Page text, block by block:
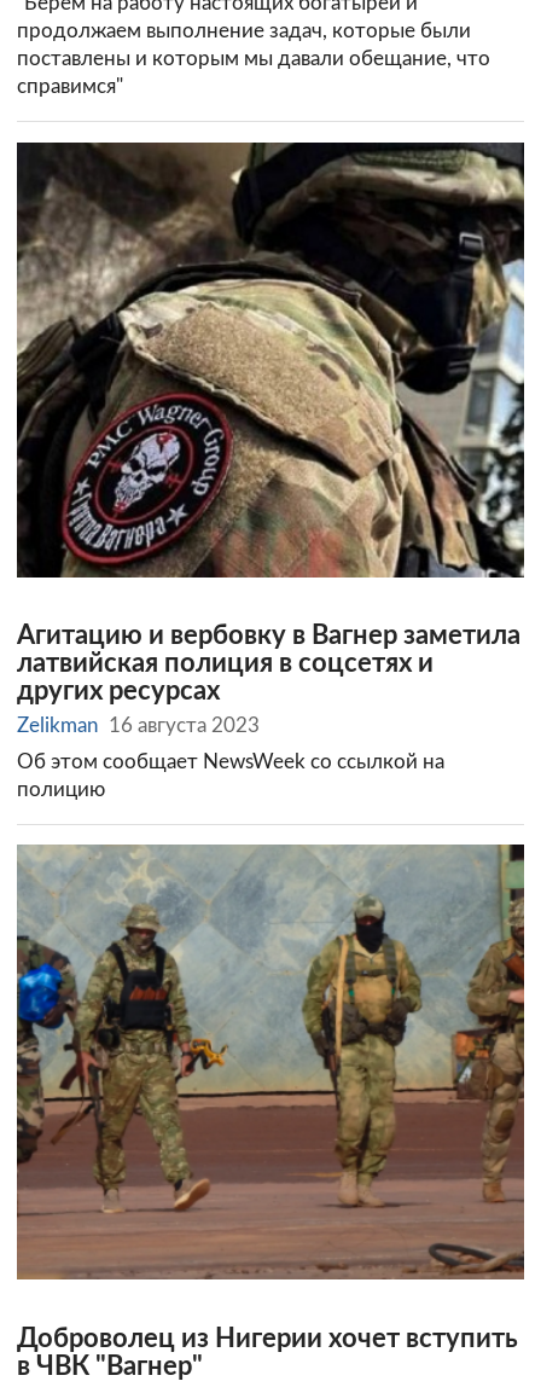
продолжаем выполнение задач, которые были
поставлены и которым мы давали обещание, что
справимся"
Агитацию и вербовку в Вагнер заметила
латвийская полиция в соцсетях и
других ресурсах
Zelikman 16 августа 2023
Об этом сообщает NewsWeek со ссылкой на
полицию
Доброволец из Нигерии хочет вступить
в ЧВК "Вагнер"